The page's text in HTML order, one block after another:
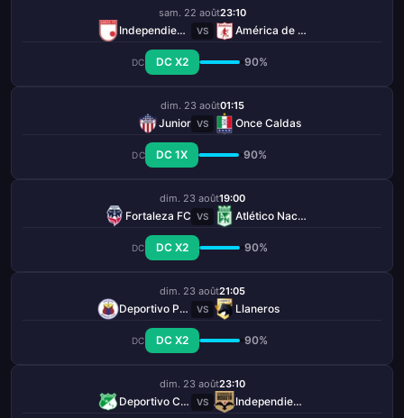
sam. 22 août23:10
Independiente Santa Fe VS América de Cali
DC DC X2 90%
dim. 23 août01:15
Junior VS Once Caldas
DC DC 1X 90%
dim. 23 août19:00
Fortaleza FC VS Atlético Nacional
DC DC X2 90%
dim. 23 août21:05
Deportivo Pasto VS Llaneros
DC DC X2 90%
dim. 23 août23:10
Deportivo Cali VS Independiente de Bogotá